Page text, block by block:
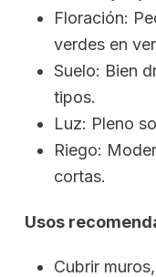
Floración:
verdes en
Suelo: Bien
tipos.
Luz: Pleno
Riego:
cortas.
Usos
Cubrir